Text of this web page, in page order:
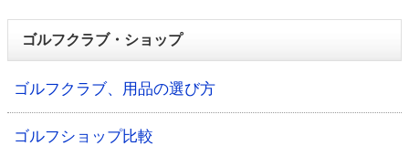
ゴルフクラブ・ショップ
ゴルフクラブ、用品の選び方
ゴルフショップ比較